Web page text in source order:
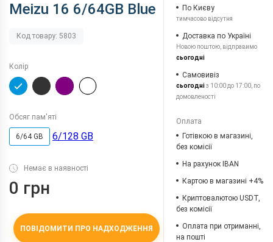
Meizu 16 6/64GB Blue
Код товару: 5803
Колір
Обсяг пам'яті
6/64 GB 6/128 GB
Немає в наявності
0 грн
ПОВІДОМИТИ ПРО НАДХОДЖЕННЯ
По Києву
тимчасово відсутня
Доставка по Україні
Новою поштою, відправимо
сьогодні
Самовивіз
сьогодніз 10:00 до 17:00, по
домовленості
Оплата
Готівкою в магазині,
без комісії
На рахунок IBAN
Картою в магазині +4%
Криптовалютою USDT,
без комісії
Оплата при отриманні,
на пошті